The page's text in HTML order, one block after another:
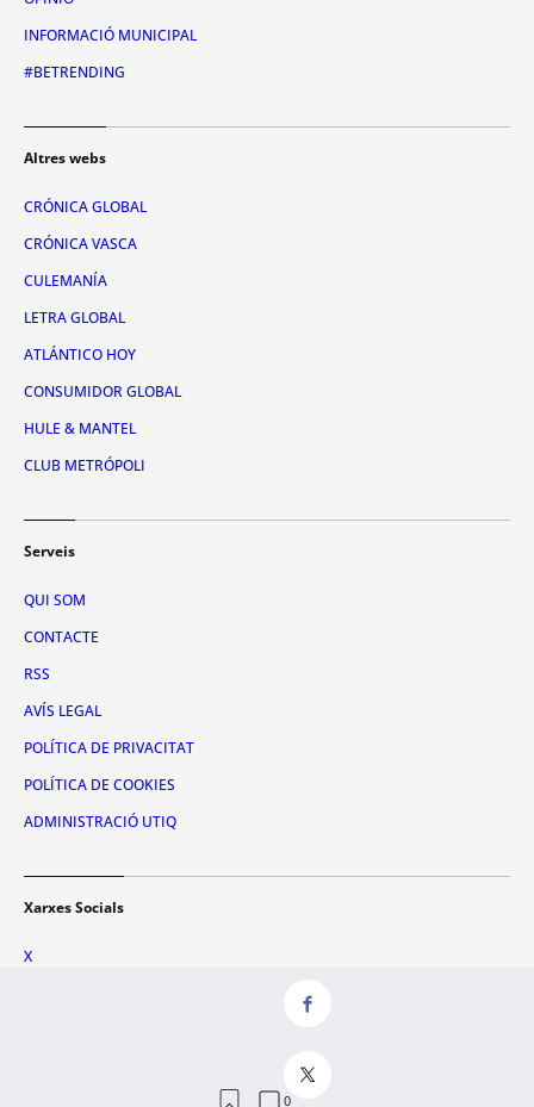
INFORMACIÓ MUNICIPAL
#BETRENDING
Altres webs
CRÓNICA GLOBAL
CRÓNICA VASCA
CULEMANÍA
LETRA GLOBAL
ATLÁNTICO HOY
CONSUMIDOR GLOBAL
HULE & MANTEL
CLUB METRÓPOLI
Serveis
QUI SOM
CONTACTE
RSS
AVÍS LEGAL
POLÍTICA DE PRIVACITAT
POLÍTICA DE COOKIES
ADMINISTRACIÓ UTIQ
Xarxes Socials
X